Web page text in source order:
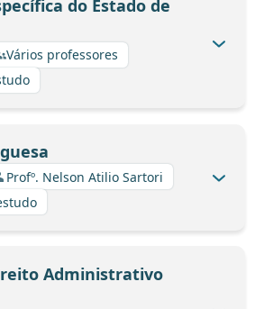
do Estado de
Vários professores
Profº. Nelson Atilio Sartori
Administrativo